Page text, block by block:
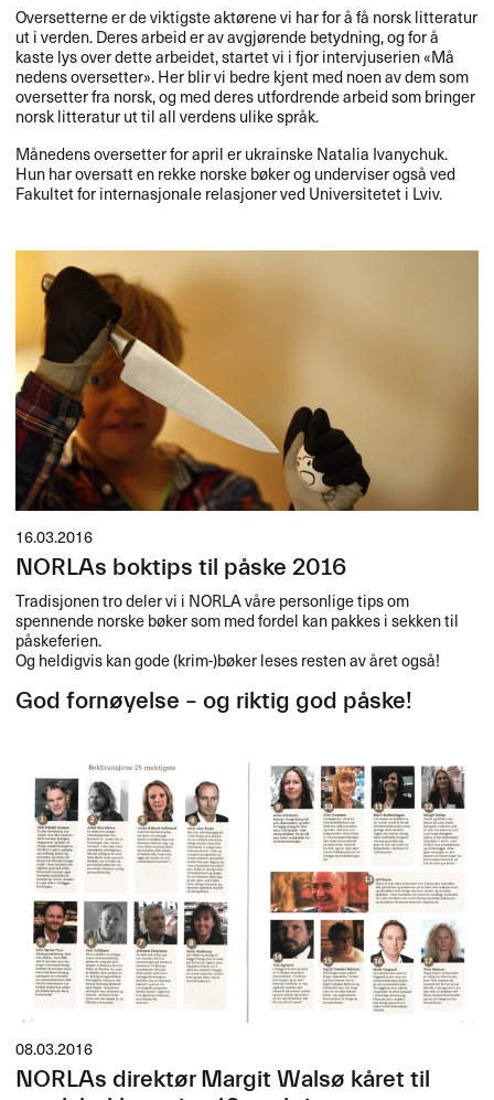
Oversetterne er de viktigste akt​ø​rene vi har for ​å f​å norsk litteratur
ut i verden. Deres arbeid er av avgj​ø​rende betydning, og for ​å
kaste lys over dette arbeidet, startet vi i fjor intervjuserien «​M​å​
nedens oversetter​»​​. Her blir vi bedre kjent med noen av dem som
oversetter fra norsk, og med deres utfordrende arbeid som bringer
norsk litteratur ut til all verdens ulike spr​å​k.​​
M​å​nedens oversetter for april er ukrainske Natalia Ivanychuk.
Hun har oversatt en rekke norske b​ø​ker og underviser ogs​å ved
Fakultet for internasjonale relasjoner ved Universitetet i Lviv.​​
16.03.2016
NORLAs boktips til påske 2016
Tradisjonen tro deler vi i NORLAvåre personlige tips om
spennende norske bøker som med fordel kan pakkes i sekken til
påskeferien.
Og heldigvis kan gode (krim-)bøker leses resten av året også!
God fornøyelse – og riktig god påske!
08.03.2016
NORLAs direktør Margit Walsø kåret til